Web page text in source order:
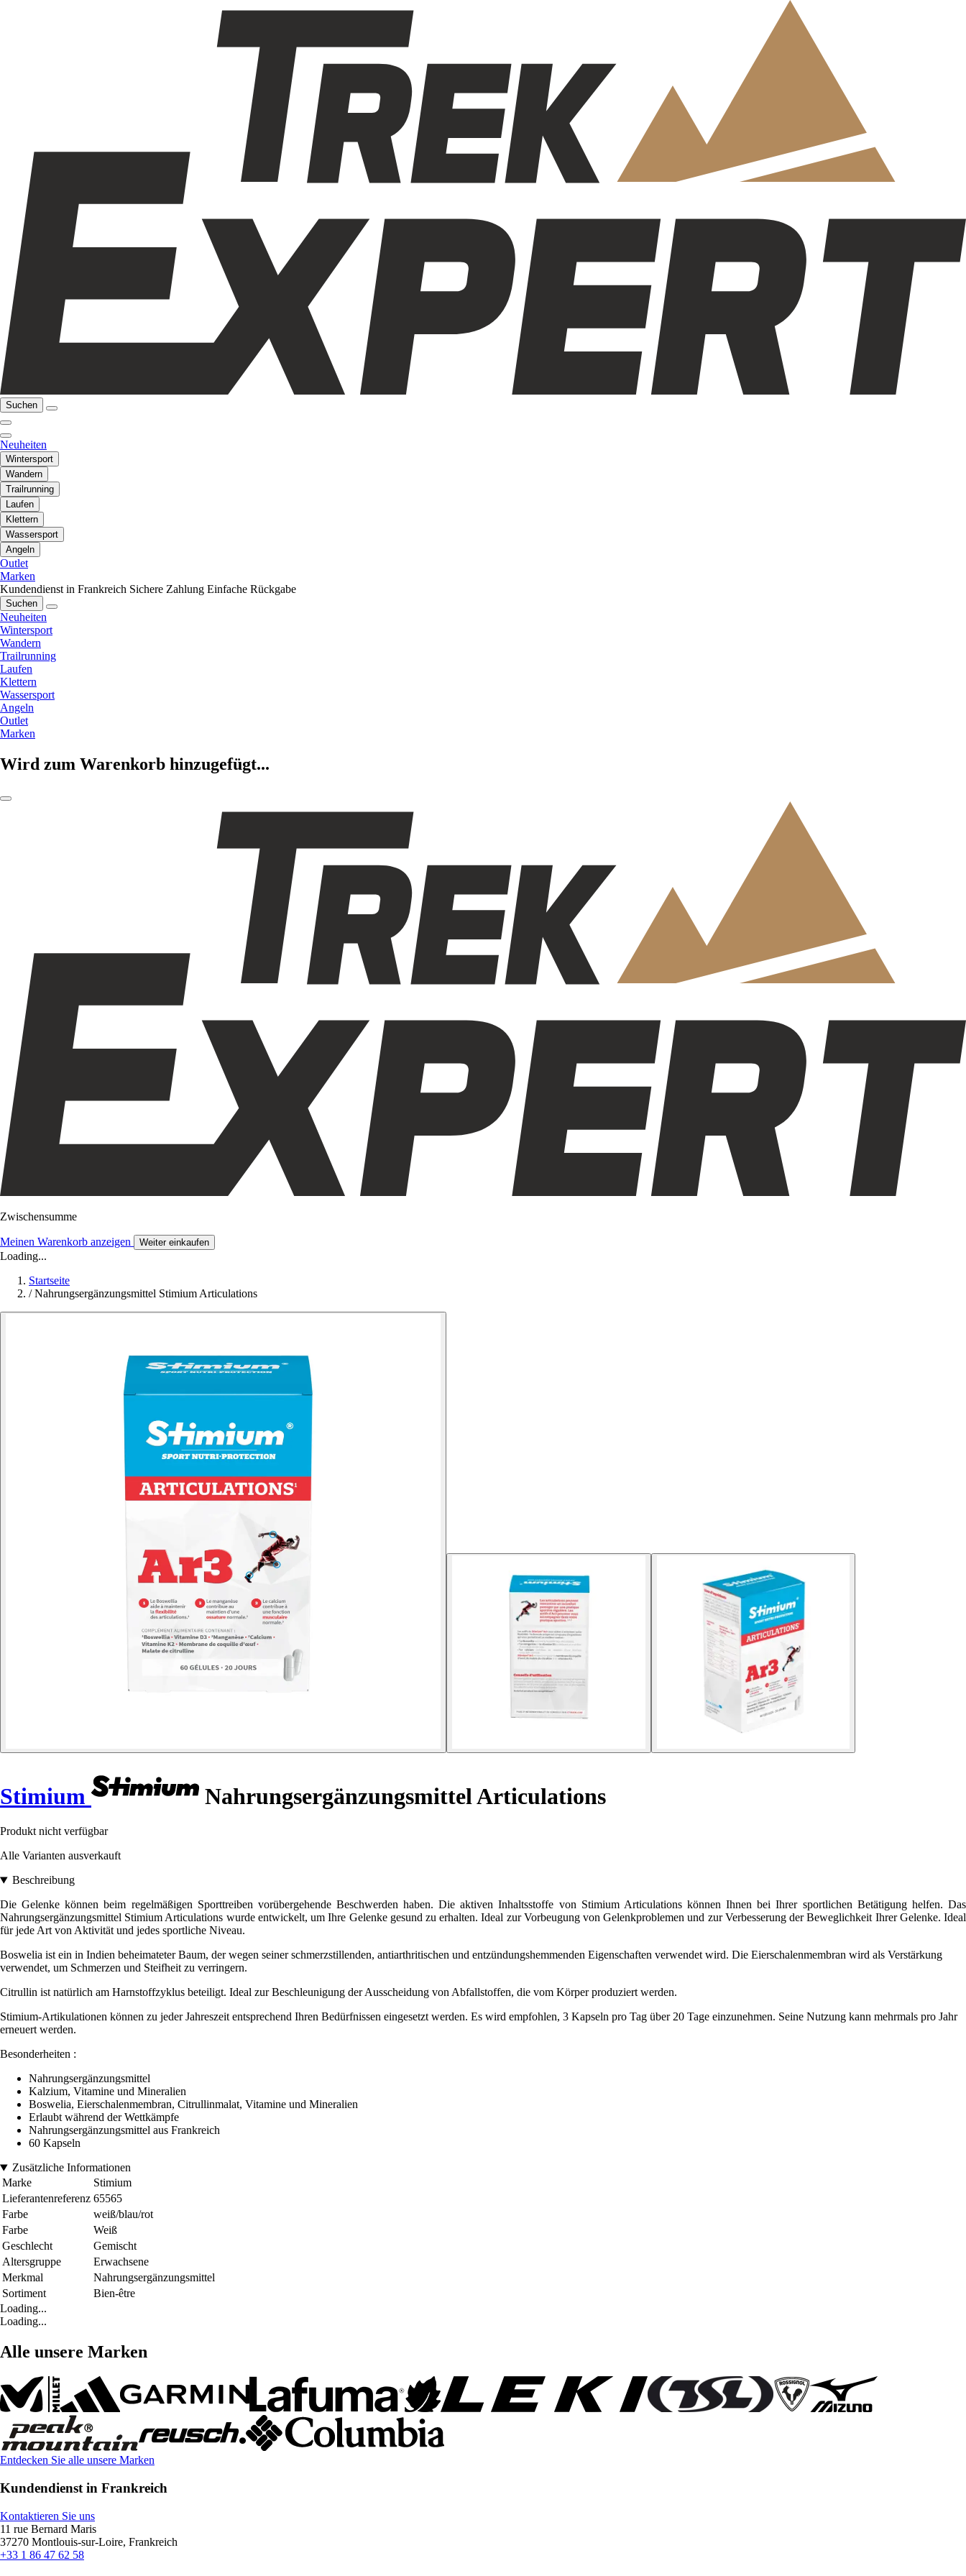
Suchen
Neuheiten
Wintersport
Wandern
Trailrunning
Laufen
Klettern
Wassersport
Angeln
Outlet
Marken
Kundendienst in Frankreich Sichere Zahlung Einfache Rückgabe
Suchen
Neuheiten
Wintersport
Wandern
Trailrunning
Laufen
Klettern
Wassersport
Angeln
Outlet
Marken
Wird zum Warenkorb hinzugefügt...
Zwischensumme
Meinen Warenkorb anzeigen Weiter einkaufen
Loading...
Startseite
/ Nahrungsergänzungsmittel Stimium Articulations
Stimium Nahrungsergänzungsmittel Articulations
Produkt nicht verfügbar
Alle Varianten ausverkauft
Beschreibung
Die Gelenke können beim regelmäßigen Sporttreiben vorübergehende Beschwerden haben. Die aktiven Inhaltsstoffe von Stimium Articulations können Ihnen bei Ihrer sportlichen Betätigung helfen. Das
Nahrungsergänzungsmittel Stimium Articulations wurde entwickelt, um Ihre Gelenke gesund zu erhalten. Ideal zur Vorbeugung von Gelenkproblemen und zur Verbesserung der Beweglichkeit Ihrer Gelenke. Ideal
für jede Art von Aktivität und jedes sportliche Niveau.
Boswelia ist ein in Indien beheimateter Baum, der wegen seiner schmerzstillenden, antiarthritischen und entzündungshemmenden Eigenschaften verwendet wird. Die Eierschalenmembran wird als Verstärkung
verwendet, um Schmerzen und Steifheit zu verringern.
Citrullin ist natürlich am Harnstoffzyklus beteiligt. Ideal zur Beschleunigung der Ausscheidung von Abfallstoffen, die vom Körper produziert werden.
Stimium-Artikulationen können zu jeder Jahreszeit entsprechend Ihren Bedürfnissen eingesetzt werden. Es wird empfohlen, 3 Kapseln pro Tag über 20 Tage einzunehmen. Seine Nutzung kann mehrmals pro Jahr
erneuert werden.
Besonderheiten :
Nahrungsergänzungsmittel
Kalzium, Vitamine und Mineralien
Boswelia, Eierschalenmembran, Citrullinmalat, Vitamine und Mineralien
Erlaubt während der Wettkämpfe
Nahrungsergänzungsmittel aus Frankreich
60 Kapseln
Zusätzliche Informationen
Marke
Stimium
Lieferantenreferenz 65565
Farbe
weiß/blau/rot
Farbe
Weiß
Geschlecht
Gemischt
Altersgruppe
Erwachsene
Merkmal
Nahrungsergänzungsmittel
Sortiment
Bien-être
Loading...
Loading...
Alle unsere Marken
Entdecken Sie alle unsere Marken
Kundendienst in Frankreich
Kontaktieren Sie uns
11 rue Bernard Maris
37270 Montlouis-sur-Loire, Frankreich
+33 1 86 47 62 58